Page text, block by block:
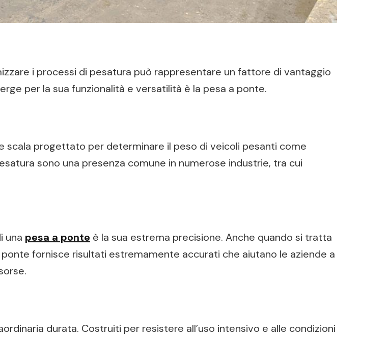
i processi di pesatura può rappresentare un fattore di vantaggio
per la sua funzionalità e versatilità è la pesa a ponte.
scala progettato per determinare il peso di veicoli pesanti come
sono una presenza comune in numerose industrie, tra cui
una pesa a ponte è la sua estrema precisione. Anche quando si tratta
fornisce risultati estremamente accurati che aiutano le aziende a
durata. Costruiti per resistere all’uso intensivo e alle condizioni